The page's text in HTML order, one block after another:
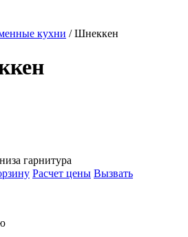
кухни / Шнеккен
гарнитура
Расчет цены Вызвать